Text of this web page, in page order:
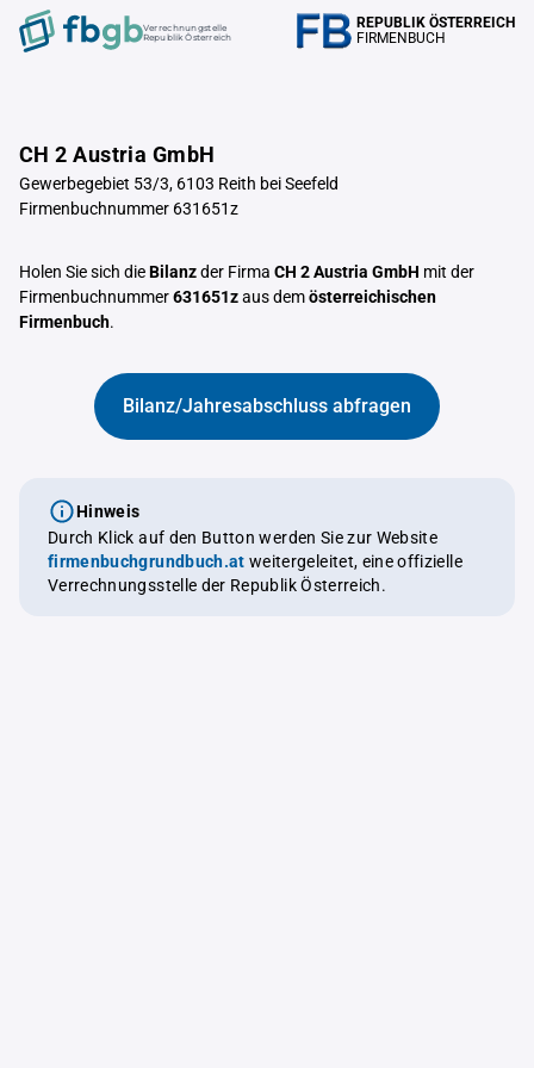
Verrechnungstelle
Republik Österreich
REPUBLIK ÖSTERREICH
FIRMENBUCH
CH 2 Austria GmbH
Gewerbegebiet 53/3, 6103 Reith bei Seefeld
Firmenbuchnummer 631651z
Holen Sie sich dieBilanzder Firma CH 2 Austria GmbH mit der
Firmenbuchnummer631651zaus demösterreichischen
Firmenbuch.
Bilanz/Jahresabschluss abfragen
Hinweis
Durch Klick auf den Button werden Sie zur Website
firmenbuchgrundbuch.at weitergeleitet, eine offizielle
Verrechnungsstelle der Republik Österreich.